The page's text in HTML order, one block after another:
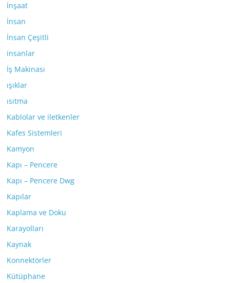
İnşaat
İnsan
İnsan Çeşitli
insanlar
İş Makinası
ışıklar
ısıtma
Kablolar ve iletkenler
Kafes Sistemleri
Kamyon
Kapı – Pencere
Kapı – Pencere Dwg
Kapılar
Kaplama ve Doku
Karayolları
Kaynak
Konnektörler
Kütüphane